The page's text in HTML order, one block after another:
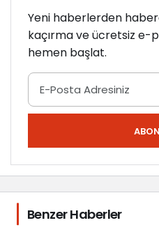
Yeni haberlerden
kaçırma ve ücretsiz e-
hemen başlat.
Benzer Haberler